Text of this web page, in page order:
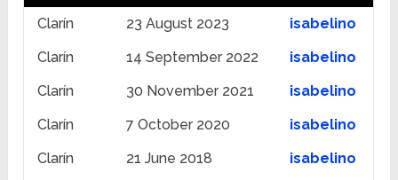
Clarín 23 August 2023
isabelino
Clarín
14 September 2022
isabelino
Clarín
30 November 2021
isabelino
Clarín
7 October 2020
isabelino
Clarín
21 June 2018
isabelino